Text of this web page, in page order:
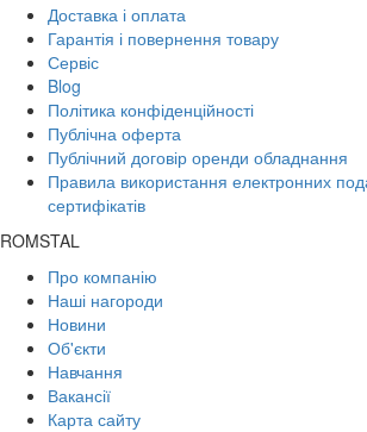
Доставка і оплата
Гарантія і повернення товару
Сервіс
Blog
Політика конфіденційності
Публічна оферта
Публічний договір оренди обладнання
Правила використання електронних
сертифікатів
ROMSTAL
Про компанію
Наші нагороди
Новини
Об'єкти
Навчання
Вакансії
Карта сайту